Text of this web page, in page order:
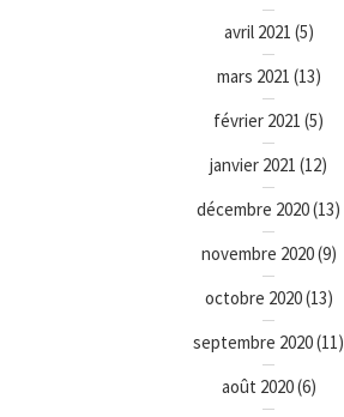
avril 2021 (5)
mars 2021 (13)
février 2021 (5)
janvier 2021 (12)
décembre 2020(13)
novembre 2020(9)
octobre 2020(13)
septembre 2020(11)
août 2020(6)